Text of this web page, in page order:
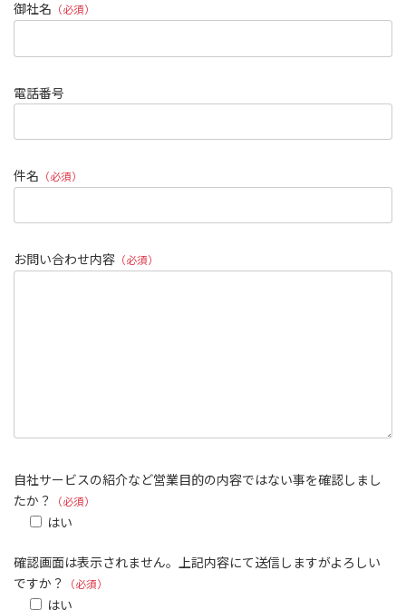
御社名 （必須）
電話番号
件名 （必須）
お問い合わせ内容 （必須）
自社サービスの紹介など営業目的の内容ではない事を確認しまし
たか？
（必須）
はい
確認画面は表示されません。上記内容にて送信しますがよろしい
ですか？
（必須）
はい